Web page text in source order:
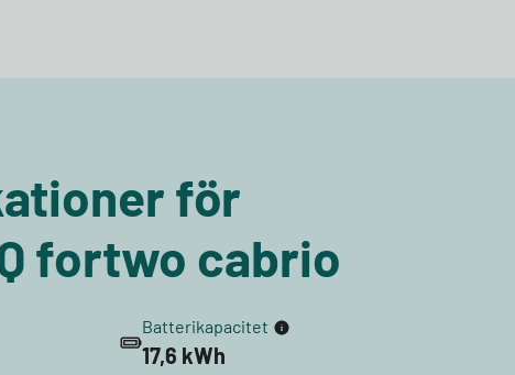
för
fortwo cabrio
Batterikapacitet
17,6 kWh